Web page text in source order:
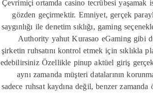
gözden geçirmektir. Emniyet, gerçek
saygınlığı ile denetim sıklığı, gaming
Authority yahut Kurasao eGaming gibi
şirketin ruhsatını kontrol etmek için sıklıkla
edebilirsiniz Özellikle pinup aktüel giriş
aynı zamanda müşteri datalarının
sadece ruhsat kaydına değil, benzer